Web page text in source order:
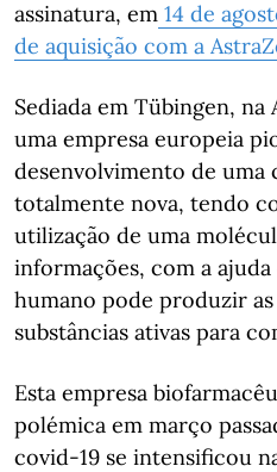
assinatura, em 14 de
de aquisição com a
Sediada em Tübingen, na
uma empresa europeia
desenvolvimento de uma
totalmente nova, tendo
utilização de uma
informações, com a
humano pode produzir
substâncias ativas para
Esta empresa
polémica em março
covid-19 se intensificou